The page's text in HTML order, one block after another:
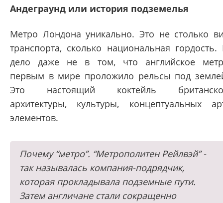
Андеграунд или история подземелья
Метро Лондона уникально. Это не столько
транспорта, сколько национальная
дело даже не в том, что английское
первым в мире проложило рельсы под
Это настоящий коктейль
архитектуры, культуры, концептуальных
элементов.
Почему “метро”. “Метрополитен Рейлвэй” -
так называлась компания-подрядчик,
которая прокладывала подземные пути.
Затем англичане стали сокращенно